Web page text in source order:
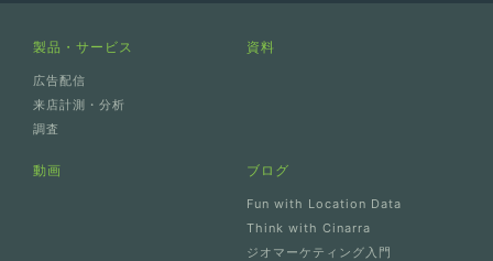
製品・サービス
広告配信
来店計測・分析
調査
資料
動画 ブログ
Fun with Location Data
Think with Cinarra
ジオマーケティング入門